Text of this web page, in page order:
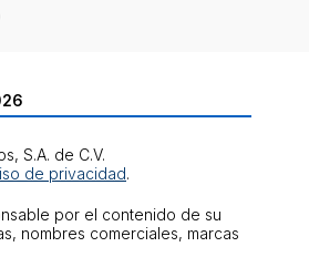
S.A. de C.V.
de privacidad.
por el contenido de su
nombres comerciales, marcas